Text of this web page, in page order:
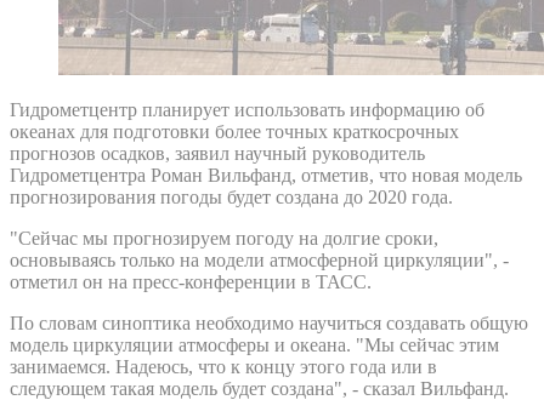
Гидрометцентр планирует использовать информацию об
океанах для подготовки более точных краткосрочных
прогнозов осадков, заявил научный руководитель
Гидрометцентра Роман Вильфанд, отметив, что новая модель
прогнозирования погоды будет создана до 2020 года.
"Сейчас мы прогнозируем погоду на долгие сроки,
основываясь только на модели атмосферной циркуляции", -
отметил он на пресс-конференции в ТАСС.
По словам синоптика необходимо научиться создавать общую
модель циркуляции атмосферы и океана. "Мы сейчас этим
занимаемся. Надеюсь, что к концу этого года или в
следующем такая модель будет создана", - сказал Вильфанд.